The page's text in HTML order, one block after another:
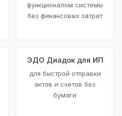
функционалом системы
без финансовых затрат
ЭДО Диадок для ИП
для быстрой отправки
актов и счетов без
бумаги